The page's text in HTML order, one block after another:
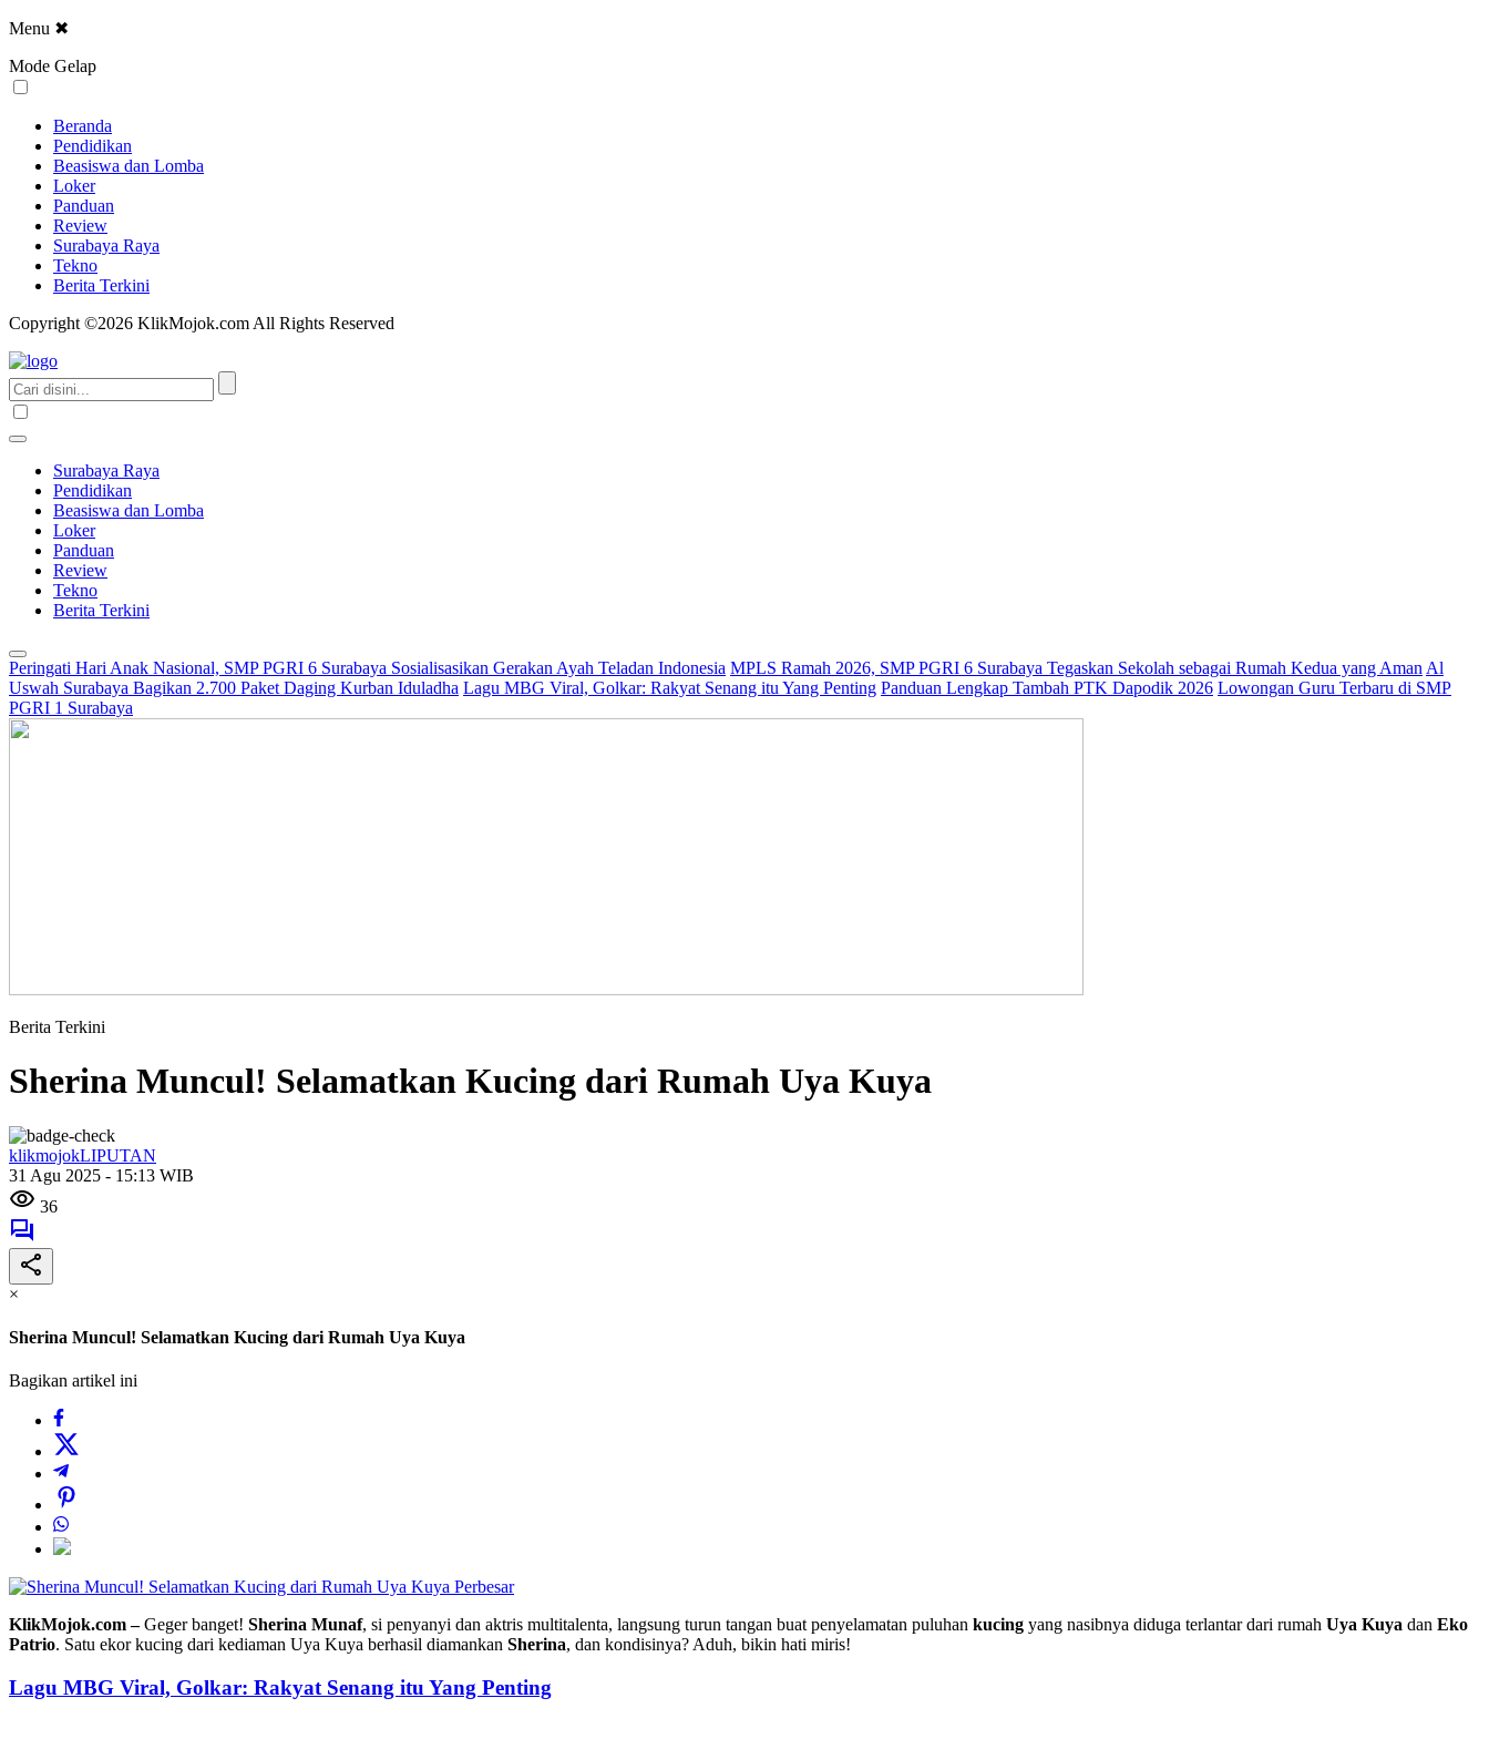
Menu ✖
Mode Gelap
Beranda
Pendidikan
Beasiswa dan Lomba
Loker
Panduan
Review
Surabaya Raya
Tekno
Berita Terkini
Copyright ©2026 KlikMojok.com All Rights Reserved
Surabaya Raya
Pendidikan
Beasiswa dan Lomba
Loker
Panduan
Review
Tekno
Berita Terkini
Peringati Hari Anak Nasional, SMP PGRI 6 Surabaya Sosialisasikan Gerakan Ayah Teladan Indonesia MPLS Ramah 2026, SMP PGRI 6 Surabaya Tegaskan Sekolah sebagai Rumah Kedua yang Aman Al
Uswah Surabaya Bagikan 2.700 Paket Daging Kurban Iduladha Lagu MBG Viral, Golkar: Rakyat Senang itu Yang Penting Panduan Lengkap Tambah PTK Dapodik 2026 Lowongan Guru Terbaru di SMP
PGRI 1 Surabaya
Berita Terkini
Sherina Muncul! Selamatkan Kucing dari Rumah Uya Kuya
klikmojokLIPUTAN
31 Agu 2025 - 15:13 WIB
36
×
Sherina Muncul! Selamatkan Kucing dari Rumah Uya Kuya
Bagikan artikel ini
Perbesar
KlikMojok.com –Geger banget! Sherina Munaf, si penyanyi dan aktris multitalenta, langsung turun tangan buat penyelamatan puluhan kucing yang nasibnya diduga terlantar dari rumah Uya Kuya dan Eko
Patrio. Satu ekor kucing dari kediaman Uya Kuya berhasil diamankan Sherina, dan kondisinya? Aduh, bikin hati miris!
Lagu MBG Viral, Golkar: Rakyat Senang itu Yang Penting